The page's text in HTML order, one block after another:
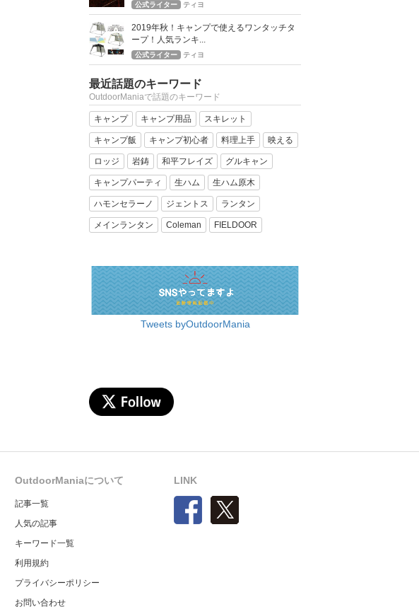
公式ライター ティヨ
2019年秋！キャンプで使えるワンタッチタ
ープ！人気ランキ...
公式ライター ティヨ
最近話題のキーワード
OutdoorManiaで話題のキーワード
キャンプ キャンプ用品 スキレット
キャンプ飯 キャンプ初心者 料理上手 映える
ロッジ 岩鋳 和平フレイズ グルキャン
キャンプパーティ 生ハム 生ハム原木
ハモンセラーノ ジェントス ランタン
メインランタン Coleman FIELDOOR
Tweets byOutdoorMania
OutdoorManiaについて
記事一覧
人気の記事
キーワード一覧
利用規約
プライバシーポリシー
お問い合わせ
LINK